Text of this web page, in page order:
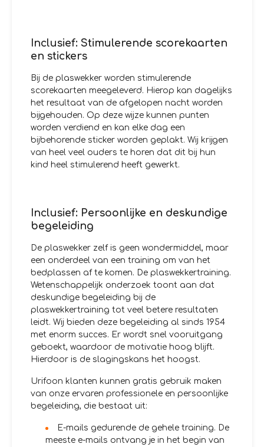
Inclusief: Stimulerende scorekaarten
en stickers
Bij de plaswekker worden stimulerende
scorekaarten meegeleverd. Hierop kan dagelijks
het resultaat van de afgelopen nacht worden
bijgehouden. Op deze wijze kunnen punten
worden verdiend en kan elke dag een
bijbehorende sticker worden geplakt. Wij krijgen
van heel veel ouders te horen dat dit bij hun
kind heel stimulerend heeft gewerkt.
Inclusief: Persoonlijke en deskundige
begeleiding
De plaswekker zelf is geen wondermiddel, maar
een onderdeel van een training om van het
bedplassen af te komen. De plaswekkertraining.
Wetenschappelijk onderzoek toont aan dat
deskundige begeleiding bij de
plaswekkertraining tot veel betere resultaten
leidt. Wij bieden deze begeleiding al sinds 1954
met enorm succes. Er wordt snel vooruitgang
geboekt, waardoor de motivatie hoog blijft.
Hierdoor is de slagingskans het hoogst.
Urifoon klanten kunnen gratis gebruik maken
van onze ervaren professionele en persoonlijke
begeleiding, die bestaat uit:
E-mails gedurende de gehele training. De
meeste e-mails ontvang je in het begin van